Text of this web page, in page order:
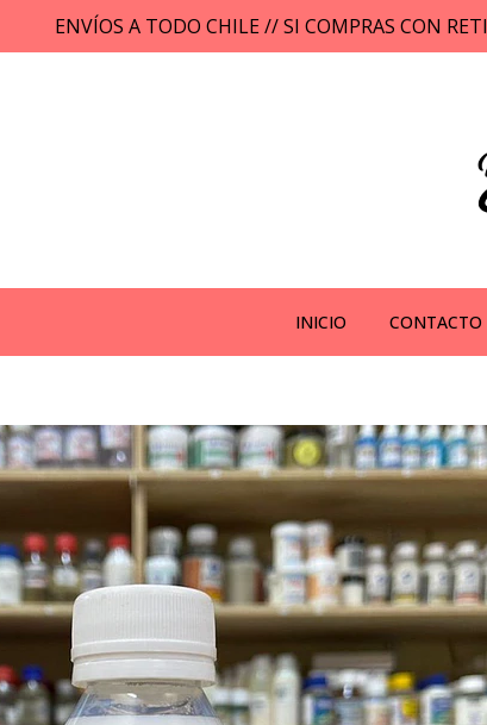
ENVÍOS A TODO CHILE // SI COMPRAS CON
INICIO CONTACTO